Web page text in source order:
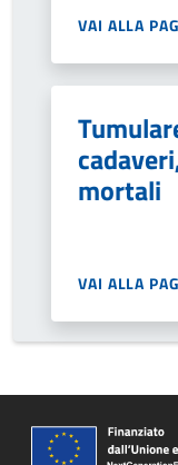
VAI ALLA
mortali
VAI ALLA